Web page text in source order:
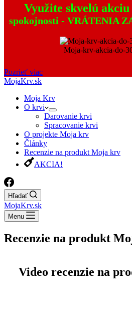
Využite skvelú akciu
spokojnosti - VRÁTENIA
Moja-krv-akcia-do-
Pozrieť viac
MojaKrv.sk
Moja Krv
O krvi
Darovanie krvi
Spracovanie krvi
O projekte Moja krv
Články
Recenzie na produkt Moja krv
AKCIA!
Hľadať
MojaKrv.sk
Menu
Recenzie na produkt
Video recenzie na